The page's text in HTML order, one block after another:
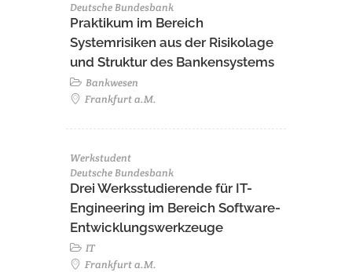
Deutsche Bundesbank
Praktikum im Bereich
Systemrisiken aus der Risikolage
und Struktur des Bankensystems
Bankwesen
Frankfurt a.M.
Werkstudent
Deutsche Bundesbank
Drei Werksstudierende für IT-
Engineering im Bereich Software-
Entwicklungswerkzeuge
IT
Frankfurt a.M.